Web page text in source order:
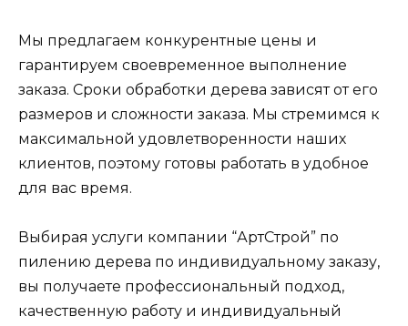
Мы предлагаем конкурентные цены и
гарантируем своевременное выполнение
заказа. Сроки обработки дерева зависят от его
размеров и сложности заказа. Мы стремимся к
максимальной удовлетворенности наших
клиентов, поэтому готовы работать в удобное
для вас время.
Выбирая услуги компании “АртСтрой” по
пилению дерева по индивидуальному заказу,
вы получаете профессиональный подход,
качественную работу и индивидуальный